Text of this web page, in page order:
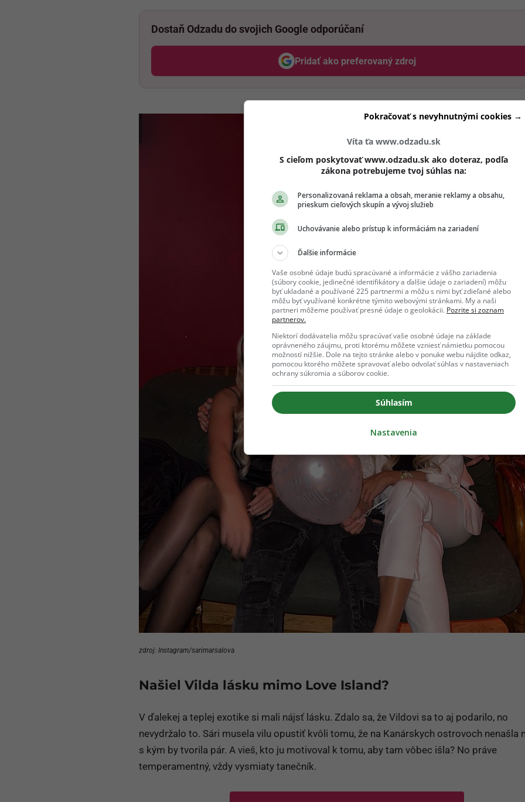
Dostaň Odzadu do svojich Google odporúčaní
Pridať ako preferovaný zdroj
Odzadu, odkaz sa otvorí v novom okne
zdroj: Instagram/sarimarsalova
Našiel Vilda lásku mimo Love Island?
V ďalekej a teplej exotike si mali nájsť lásku. Zdalo sa, že Vildovi sa to aj podarilo, no
nevydržalo to. Sári musela vilu opustiť kvôli tomu, že na Kanárskych ostrovoch nenašla
s kým by tvorila pár. A vieš, kto ju motivoval k tomu, aby tam vôbec išla? No práve
temperamentný, vždy vysmiaty tanečník.
Víta ťa www.odzadu.sk
S cieľom poskytovať www.odzadu.sk ako doteraz, podľa
zákona potrebujeme tvoj súhlas na:
Personalizovaná reklama a obsah, meranie reklamy a obsahu,
prieskum cieľových skupín a vývoj služieb
Uchovávanie alebo prístup k informáciám na zariadení
Ďalšie informácie
Vaše osobné údaje budú spracúvané a informácie z vášho zariadenia
(súbory cookie, jedinečné identifikátory a ďalšie údaje o zariadení) môžu
byť ukladané a používané 225 partnermi a môžu s nimi byť zdieľané alebo
môžu byť využívané konkrétne týmito webovými stránkami. My a naši
partneri môžeme používať presné údaje o geolokácii. Pozrite si zoznam
partnerov.
Niektorí dodávatelia môžu spracúvať vaše osobné údaje na základe
oprávneného záujmu, proti ktorému môžete vzniesť námietku pomocou
možností nižšie. Dole na tejto stránke alebo v ponuke webu nájdite odkaz,
pomocou ktorého môžete spravovať alebo odvolať súhlas v nastaveniach
ochrany súkromia a súborov cookie.
Súhlasím
Pokračovať s nevyhnutnými cookies →
Nastavenia